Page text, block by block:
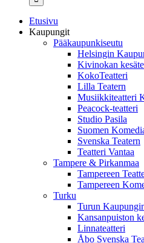
Etusivu
Kaupungit
Pääkaupunkiseutu
Helsingin
Kivinokan
KokoTeatteri
Lilla Teatern
Musiikkiteatteri
Peacock-teatteri
Studio Pasila
Suomen
Svenska Teatern
Teatteri Vantaa
Tampere & Pirkanmaa
Tampereen
Tampereen
Turku
Turun
Kansanpuiston
Linnateatteri
Åbo Svenska